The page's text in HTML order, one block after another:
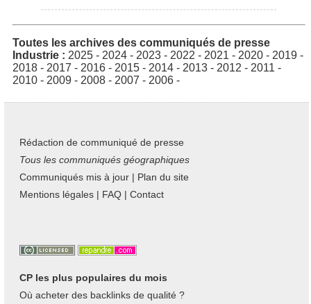
Toutes les archives des communiqués de presse
Industrie : 2025 - 2024 - 2023 - 2022 - 2021 - 2020 - 2019 -
2018 - 2017 - 2016 - 2015 - 2014 - 2013 - 2012 - 2011 -
2010 - 2009 - 2008 - 2007 - 2006 -
Rédaction de communiqué de presse
Tous les communiqués géographiques
Communiqués mis à jour | Plan du site
Mentions légales | FAQ | Contact
CP les plus populaires du mois
Où acheter des backlinks de qualité ?